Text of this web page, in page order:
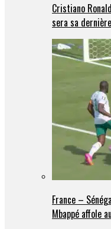
Cristiano
sera sa dernière
France –
Mbappé affole